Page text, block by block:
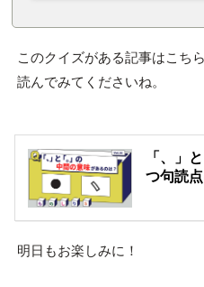
このクイズがある記事はこち
読んでみてくださいね。
「、」
つ句読
明日もお楽しみに！